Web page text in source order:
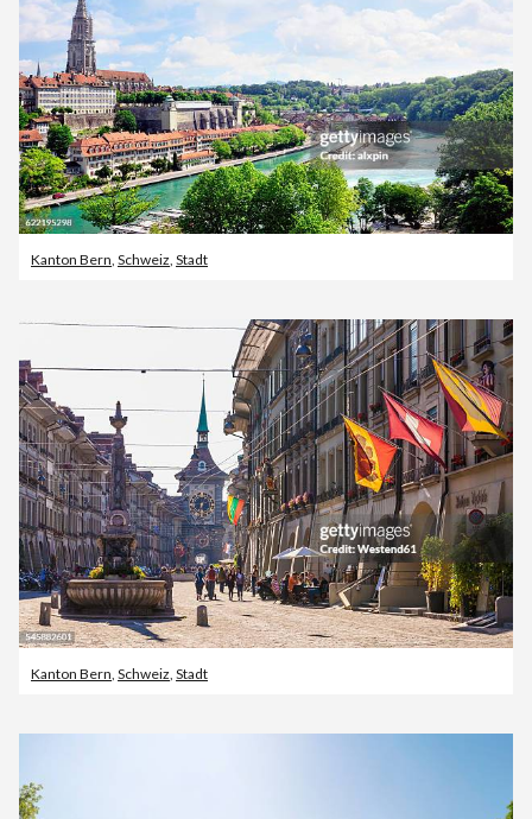
Kanton Bern Schweiz Stadt
Kanton Bern, Schweiz, Stadt